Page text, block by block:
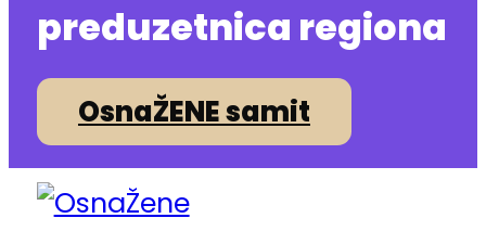
preduzetnica regiona
OsnaŽENE samit